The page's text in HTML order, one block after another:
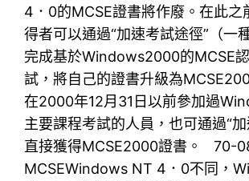
4．0的MCSE證書將作廢。在此之
得者可以通過“加速考試途徑”（一
完成基於Windows2000的MCSE
試，將自己的證書升級為
在2000年12月31日以前參加過
主要課程考試的人員，也可通過“
直接獲得MCSE2000證書。 70-
MCSEWindows NT 4．0不同，